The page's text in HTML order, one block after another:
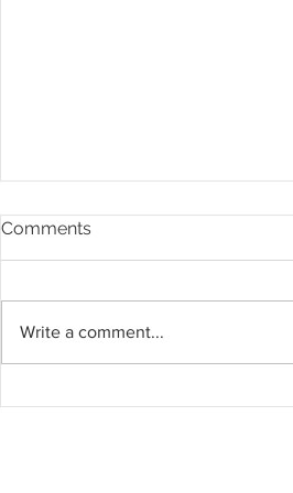
Comments
Write a comment...